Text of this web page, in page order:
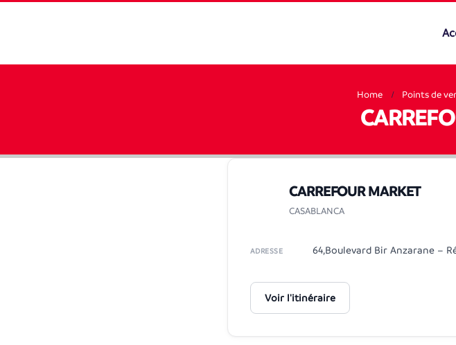
Home Points de
CARREFOUR MARKET
CASABLANCA
ADRESSE 64,Boulevard Bir Anzarane –
Voir l'itinéraire